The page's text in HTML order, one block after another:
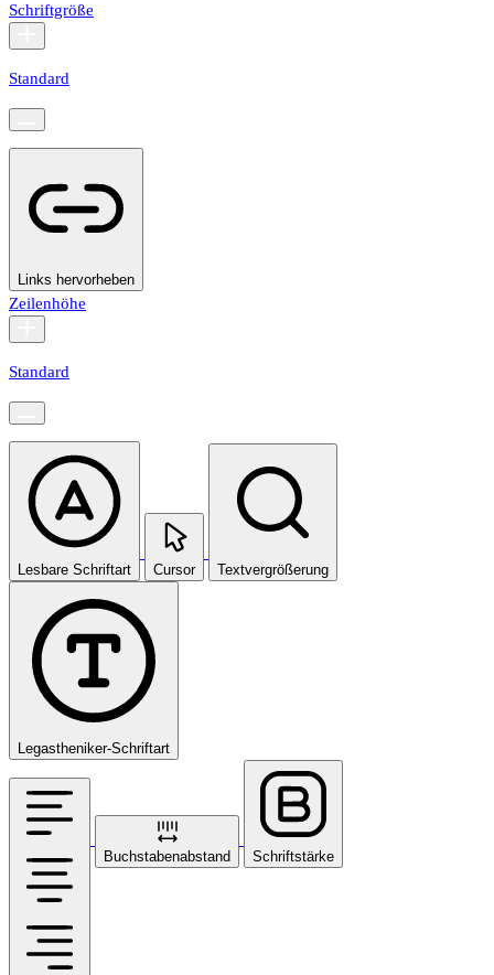
Schriftgröße
Standard
Links hervorheben
Zeilenhöhe
Standard
Lesbare Schriftart Cursor Textvergrößerung
Legastheniker-Schriftart
Buchstabenabstand Schriftstärke